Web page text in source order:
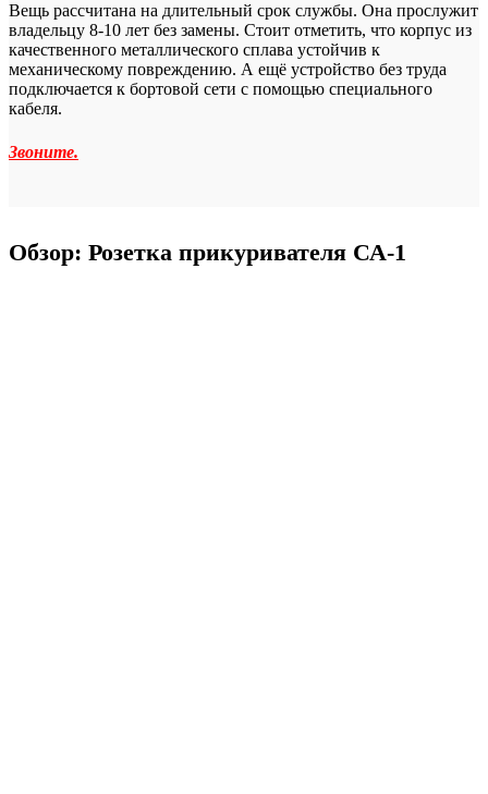
Вещь рассчитана на длительный срок службы. Она прослужит
владельцу 8-10 лет без замены. Стоит отметить, что корпус из
качественного металлического сплава устойчив к
механическому повреждению. А ещё устройство без труда
подключается к бортовой сети с помощью специального
кабеля.
Звоните.
Обзор: Розетка прикуривателя СА-1